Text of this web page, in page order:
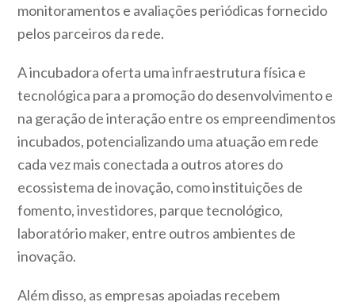
monitoramentos e avaliações periódicas fornecido
pelos parceiros da rede.
A incubadora oferta uma infraestrutura física e
tecnológica para a promoção do desenvolvimento e
na geração de interação entre os empreendimentos
incubados, potencializando uma atuação em rede
cada vez mais conectada a outros atores do
ecossistema de inovação, como instituições de
fomento, investidores, parque tecnológico,
laboratório maker, entre outros ambientes de
inovação.
Além disso, as empresas apoiadas recebem